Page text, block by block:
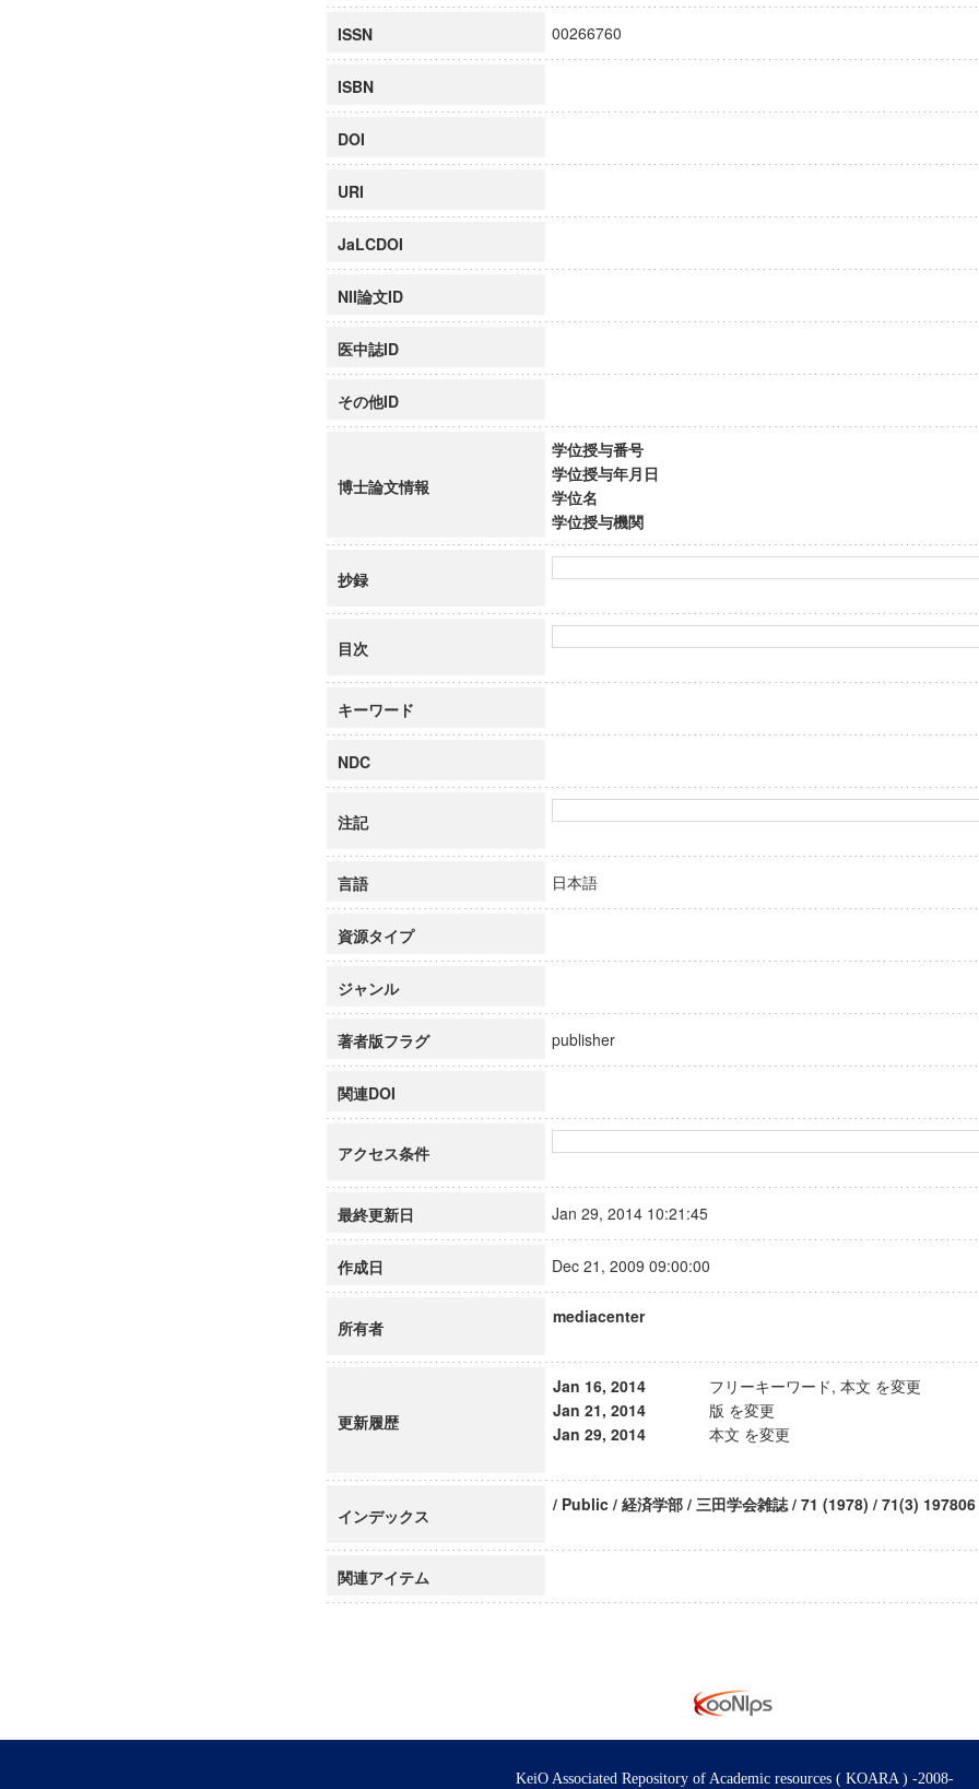
ISSN 00266760
ISBN
DOI
URI
JaLCDOI
NII論文ID
医中誌ID
その他ID
博士論文情報
学位授与番号
学位授与年月日
学位名
学位授与機関
抄録
目次
キーワード
NDC
注記
言語 日本語
資源タイプ
ジャンル
著者版フラグ publisher
関連DOI
アクセス条件
最終更新日 Jan 29, 2014 10:21:45
作成日 Dec 21, 2009 09:00:00
所有者
mediacenter
更新履歴
Jan 16, 2014
フリーキーワード, 本文 を変更
Jan 21, 2014
版 を変更
Jan 29, 2014
本文 を変更
インデックス
/ Public / 経済学部 / 三田学会雑誌 / 71 (1978) / 71(3) 197806
関連アイテム
KeiO Associated Repository of Academic resources ( KOARA ) -2008-